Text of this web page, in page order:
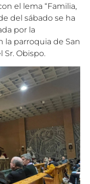
el lema “Familia,
del sábado se ha
por la
la parroquia de San
Sr. Obispo.